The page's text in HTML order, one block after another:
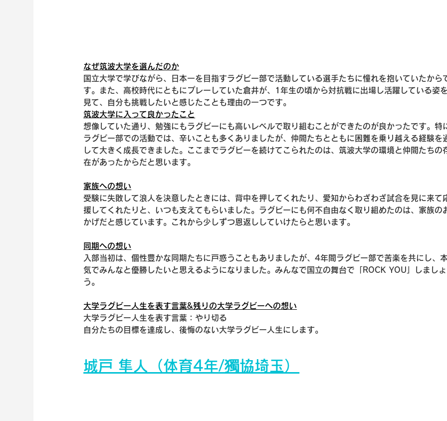
なぜ筑波大学を選んだのか
国立大学で学びながら、日本一を目指すラグビー部で活動している選手たちに憧れを抱いていたから
す。また、高校時代にともにプレーしていた倉井が、1年生の頃から対抗戦に出場し活躍している姿
見て、自分も挑戦したいと感じたことも理由の一つです。
筑波大学に入って良かったこと
想像していた通り、勉強にもラグビーにも高いレベルで取り組むことができたのが良かったです。特
ラグビー部での活動では、辛いことも多くありましたが、仲間たちとともに困難を乗り越える経験を
して大きく成長できました。ここまでラグビーを続けてこられたのは、筑波大学の環境と仲間たちの
在があったからだと思います。
家族への想い
受験に失敗して浪人を決意したときには、背中を押してくれたり、愛知からわざわざ試合を見に来て
援してくれたりと、いつも支えてもらいました。ラグビーにも何不自由なく取り組めたのは、家族の
かげだと感じています。これから少しずつ恩返ししていけたらと思います。
同期への想い
入部当初は、個性豊かな同期たちに戸惑うこともありましたが、4年間ラグビー部で苦楽を共にし、
気でみんなと優勝したいと思えるようになりました。みんなで国立の舞台で「ROCK YOU」しましょ
う。
大学ラグビー人生を表す言葉&残りの大学ラグビーへの想い
大学ラグビー人生を表す言葉：やり切る
自分たちの目標を達成し、後悔のない大学ラグビー人生にします。
城戸 隼人（体育4年/獨協埼玉）